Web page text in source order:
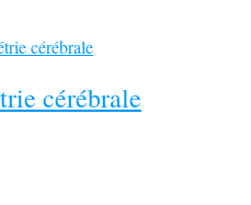
cérébrale